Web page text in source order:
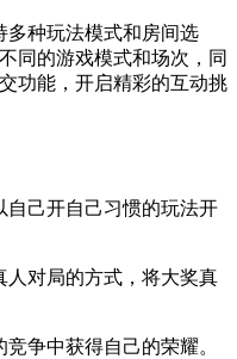
种玩法模式和房间选
同的游戏模式和场次，同
功能，开启精彩的互动挑
己开自己习惯的玩法开
对局的方式，将大奖真
争中获得自己的荣耀。